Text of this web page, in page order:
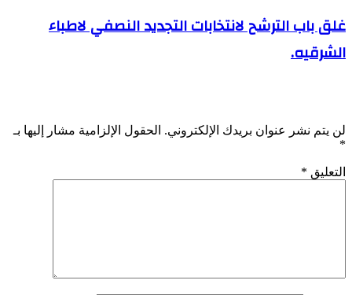
غلق باب الترشح لانتخابات التجديد النصفي لاطباء
الشرقيه.
لن يتم نشر عنوان بريدك الإلكتروني. الحقول الإلزامية مشار إليها بـ
*
التعليق *